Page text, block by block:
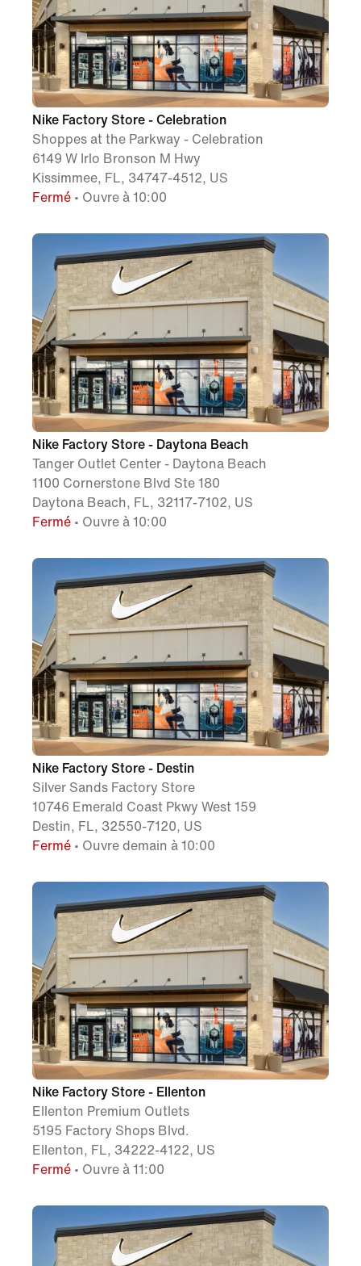
Nike Factory Store - Celebration
Shoppes at the Parkway - Celebration
6149 W Irlo Bronson M Hwy
Kissimmee, FL, 34747-4512, US
Fermé • Ouvre à 10:00
Nike Factory Store - Daytona Beach
Tanger Outlet Center - Daytona Beach
1100 Cornerstone Blvd Ste 180
Daytona Beach, FL, 32117-7102, US
Fermé • Ouvre à 10:00
Nike Factory Store - Destin
Silver Sands Factory Store
10746 Emerald Coast Pkwy West 159
Destin, FL, 32550-7120, US
Fermé • Ouvre demain à 10:00
Nike Factory Store - Ellenton
Ellenton Premium Outlets
5195 Factory Shops Blvd.
Ellenton, FL, 34222-4122, US
Fermé • Ouvre à 11:00